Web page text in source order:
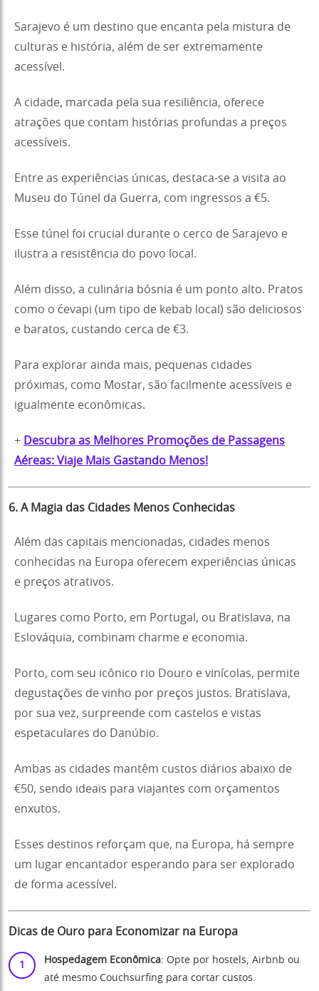
Sarajevo é um destino que encanta pela mistura de
culturas e história, além de ser extremamente
acessível.
A cidade, marcada pela sua resiliência, oferece
atrações que contam histórias profundas a preços
acessíveis.
Entre as experiências únicas, destaca-se a visita ao
Museu do Túnel da Guerra, com ingressos a €5.
Esse túnel foi crucial durante o cerco de Sarajevo e
ilustra a resistência do povo local.
Além disso, a culinária bósnia é um ponto alto. Pratos
como o ćevapi (um tipo de kebab local) são deliciosos
e baratos, custando cerca de €3.
Para explorar ainda mais, pequenas cidades
próximas, como Mostar, são facilmente acessíveis e
igualmente econômicas.
+ Descubra as Melhores Promoções de Passagens
Aéreas: Viaje Mais Gastando Menos!
6. A Magia das Cidades Menos Conhecidas
Além das capitais mencionadas, cidades menos
conhecidas na Europa oferecem experiências únicas
e preços atrativos.
Lugares como Porto, em Portugal, ou Bratislava, na
Eslováquia, combinam charme e economia.
Porto, com seu icônico rio Douro e vinícolas, permite
degustações de vinho por preços justos. Bratislava,
por sua vez, surpreende com castelos e vistas
espetaculares do Danúbio.
Ambas as cidades mantêm custos diários abaixo de
€50, sendo ideais para viajantes com orçamentos
enxutos.
Esses destinos reforçam que, na Europa, há sempre
um lugar encantador esperando para ser explorado
de forma acessível.
Dicas de Ouro para Economizar na Europa
Hospedagem Econômica: Opte por hostels, Airbnb ou
até mesmo Couchsurfing para cortar custos.